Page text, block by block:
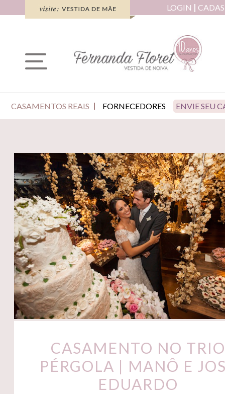
LOGIN
CASAMENTOS REAIS FORNECEDORES ENVIE SEU
CASAMENTO NO TRIO
PÉRGOLA | MANÔ E
EDUARDO